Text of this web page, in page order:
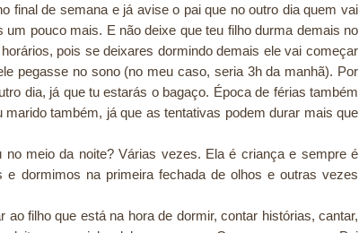
final de semana e já avise o pai que no outro dia quem vai
pouco mais. E não deixe que teu filho durma demais no
pois se deixares dormindo demais ele vai começar
pegasse no sono (no meu caso, seria 3h da manhã). Por
dia, já que tu estarás o bagaço. Época de férias também
também, já que as tentativas podem durar mais que
meio da noite? Várias vezes. Ela é criança e sempre é
dormimos na primeira fechada de olhos e outras vezes
filho que está na hora de dormir, contar histórias, cantar,